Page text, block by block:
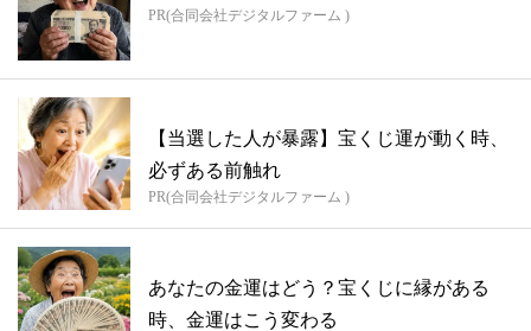
PR(合同会社デジタルファーム )
【当選した人が暴露】宝くじ運が動く時、
必ずある前触れ
PR(合同会社デジタルファーム )
あなたの金運はどう？宝くじに縁がある
時、金運はこう変わる